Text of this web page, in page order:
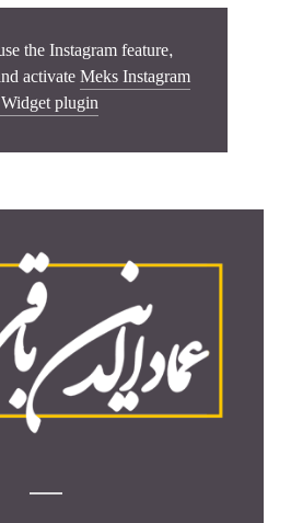
the Instagram feature,
activate Meks Instagram
Widget plugin